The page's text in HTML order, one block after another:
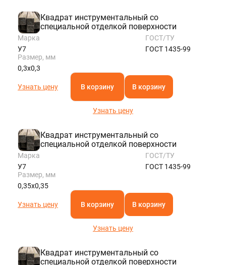
Квадрат инструментальный со
специальной отделкой поверхности
Марка
У7
ГОСТ/ТУ
ГОСТ 1435-99
Размер, мм
0,3х0,3
Узнать цену В корзину В корзину
Узнать цену
Квадрат инструментальный со
специальной отделкой поверхности
Марка
У7
ГОСТ/ТУ
ГОСТ 1435-99
Размер, мм
0,35х0,35
Узнать цену В корзину В корзину
Узнать цену
Квадрат инструментальный со
специальной отделкой поверхности